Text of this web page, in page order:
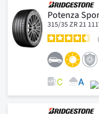
Potenza
315/35 ZR 21